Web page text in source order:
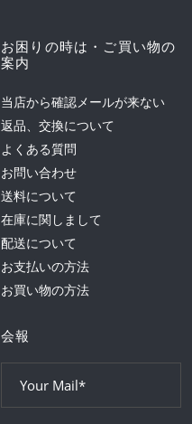
お困りの時は・ご買い物の
案内
当店から確認メールが来ない
返品、交換について
よくある質問
お問い合わせ
送料について
在庫に関しまして
配送について
お支払いの方法
お買い物の方法
会報